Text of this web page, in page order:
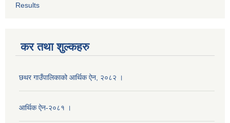
Results
कर तथा शुल्कहरु
छथर गाउँपालिकाको आर्थिक ऐन, २०८२ ।
आर्थिक ऐन-२०८१ ।